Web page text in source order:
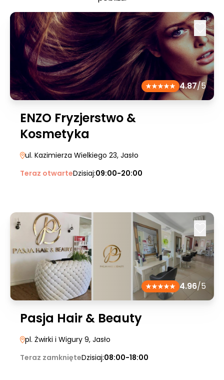
4.87/5
ENZO Fryzjerstwo &
Kosmetyka
ul. Kazimierza Wielkiego 23, Jasło
Teraz otwarteDzisiaj:09:00-20:00
4.96/5
Pasja Hair & Beauty
pl. Żwirki i Wigury 9, Jasło
Teraz zamknięteDzisiaj:08:00-18:00